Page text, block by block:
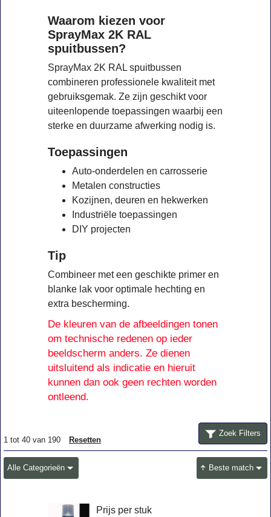
Waarom kiezen voor
SprayMax 2K RAL
spuitbussen?
SprayMax 2K RAL spuitbussen
combineren professionele kwaliteit met
gebruiksgemak. Ze zijn geschikt voor
uiteenlopende toepassingen waarbij een
sterke en duurzame afwerking nodig is.
Toepassingen
Auto-onderdelen en carrosserie
Metalen constructies
Kozijnen, deuren en hekwerken
Industriële toepassingen
DIY projecten
Tip
Combineer met een geschikte primer en
blanke lak voor optimale hechting en
extra bescherming.
De kleuren van de afbeeldingen tonen
om technische redenen op ieder
beeldscherm anders. Ze dienen
uitsluitend als indicatie en hieruit
kunnen dan ook geen rechten worden
ontleend.
1 tot 40 van 190 Resetten
Zoek Filters
Alle Categorieën Beste match
Prijs per stuk